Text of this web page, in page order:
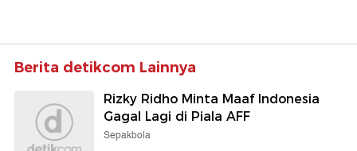
Berita detikcom Lainnya
Rizky Ridho Minta Maaf Indonesia
Gagal Lagi di Piala AFF
Sepakbola